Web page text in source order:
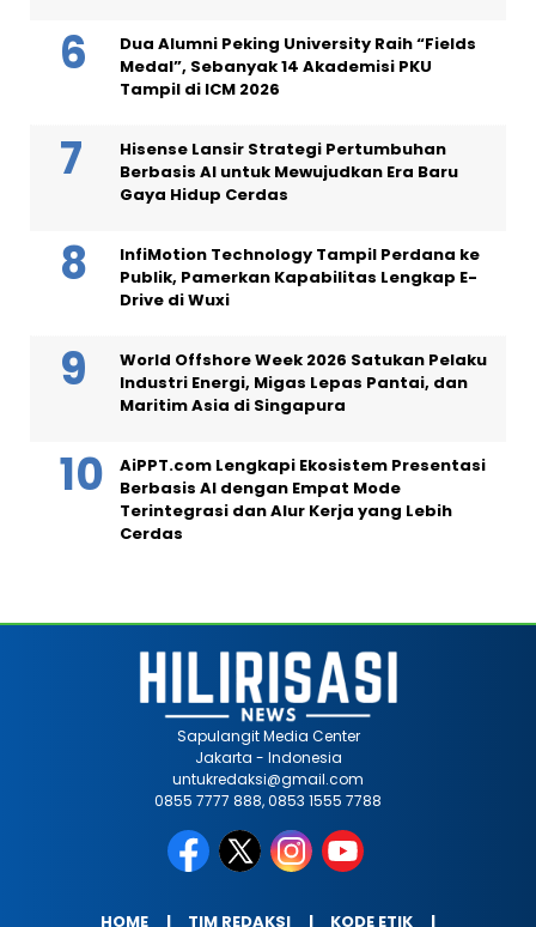
Dua Alumni Peking University Raih “Fields
Medal”, Sebanyak 14 Akademisi PKU
Tampil di ICM 2026
Hisense Lansir Strategi Pertumbuhan
Berbasis AI untuk Mewujudkan Era Baru
Gaya Hidup Cerdas
InfiMotion Technology Tampil Perdana ke
Publik, Pamerkan Kapabilitas Lengkap E-
Drive di Wuxi
World Offshore Week 2026 Satukan Pelaku
Industri Energi, Migas Lepas Pantai, dan
Maritim Asia di Singapura
AiPPT.com Lengkapi Ekosistem Presentasi
Berbasis AI dengan Empat Mode
Terintegrasi dan Alur Kerja yang Lebih
Cerdas
Sapulangit Media Center
Jakarta - Indonesia
untukredaksi@gmail.com
0855 7777 888, 0853 1555 7788
HOME TIM REDAKSI KODE ETIK